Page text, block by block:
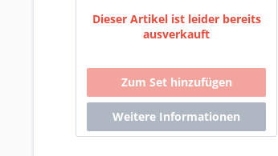
Dieser Artikel ist leider bereits
ausverkauft